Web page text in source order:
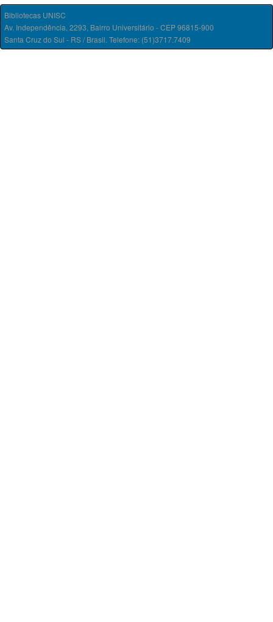
Bibliotecas UNISC
Av. Independência, 2293, Bairro Universitário - CEP 96815-900
Santa Cruz do Sul - RS / Brasil. Telefone: (51)3717.7409